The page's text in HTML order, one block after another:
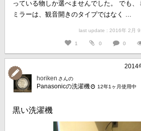
っている物しか選べませんでした。 でも、
ミラーは、観音開きのタイプではなく ...
last update : 2016年 2月 9
1 0 0
2014
horiken さんの
Panasonicの洗濯機 12年1ヶ月使用中
黒い洗濯機